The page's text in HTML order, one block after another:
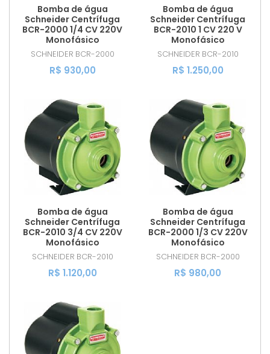
Bomba de água
Schneider Centrífuga
BCR-2000 1/4 CV 220V
Monofásico
SCHNEIDER BCR-2000
R$ 930,00
Bomba de água
Schneider Centrífuga
BCR-2010 1 CV 220 V
Monofásico
SCHNEIDER BCR-2010
R$ 1.250,00
Bomba de água
Schneider Centrífuga
BCR-2010 3/4 CV 220V
Monofásico
SCHNEIDER BCR-2010
R$ 1.120,00
Bomba de água
Schneider Centrífuga
BCR-2000 1/3 CV 220V
Monofásico
SCHNEIDER BCR-2000
R$ 980,00